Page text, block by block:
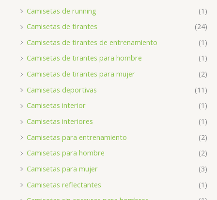
Camisetas de running
(1)
Camisetas de tirantes
(24)
Camisetas de tirantes de entrenamiento
(1)
Camisetas de tirantes para hombre
(1)
Camisetas de tirantes para mujer
(2)
Camisetas deportivas
(11)
Camisetas interior
(1)
Camisetas interiores
(1)
Camisetas para entrenamiento
(2)
Camisetas para hombre
(2)
Camisetas para mujer
(3)
Camisetas reflectantes
(1)